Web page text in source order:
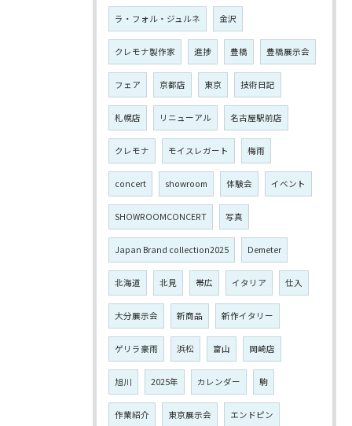
ラ・フォル・ジュルネ 金沢
クレモナ製作家 進捗 豊橋 豊橋展示会
フェア 京都店 東京 技術日記
札幌店 リニューアル 名古屋駅前店
クレモナ モイスレガート 梅雨
concert showroom 体験会 イベント
SHOWROOMCONCERT 写真
Japan Brand collection2025 Demeter
北海道 北見 帯広 イタリア 仕入
大分展示会 新商品 新作イタリー
ゲリラ豪雨 浜松 富山 岡崎店
旭川 2025年 カレンダー 駒
作業紹介 東京展示会 エンドピン